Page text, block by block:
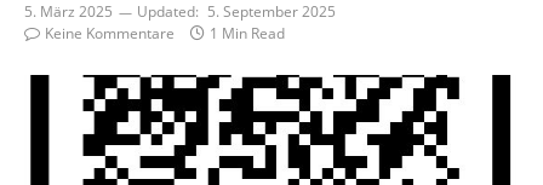
5. März 2025 Updated: 5. September 2025
Keine Kommentare
1 Min Read